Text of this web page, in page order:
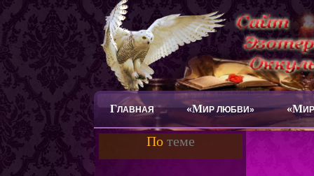
ГЛАВНАЯ «МИР ЛЮБВИ» «М
По теме